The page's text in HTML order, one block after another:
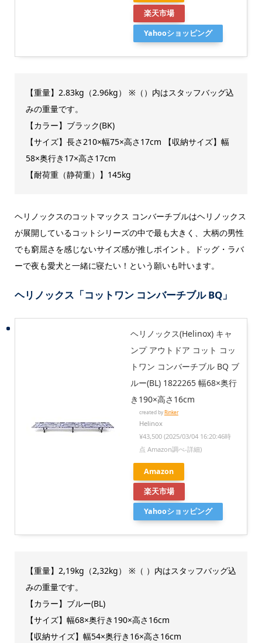
楽天市場
Yahooショッピング
【重量】2.83kg（2.96kg） ※（）内はスタッフバッグ込
みの重量です。
【カラー】ブラック(BK)
【サイズ】長さ210×幅75×高さ17cm 【収納サイズ】幅
58×奥行き17×高さ17cm
【耐荷重（静荷重）】145kg
ヘリノックスのコットマックス コンバーチブルはヘリノックス
が展開しているコットシリーズの中で最も大きく、大柄の男性
でも窮屈さを感じないサイズ感が推しポイント。ドッグ・ラバ
ーで夜も愛犬と一緒に寝たい！という願いも叶います。
ヘリノックス「コットワン コンバーチブル BQ」
ヘリノックス(Helinox) キャ
ンプ アウトドア コット コッ
トワン コンバーチブル BQ ブ
ルー(BL) 1822265 幅68×奥行
き190×高さ16cm
created byRinker
Helinox
¥43,500 (2025/03/04 16:20:46時
点 Amazon調べ-詳細)
Amazon
楽天市場
Yahooショッピング
【重量】2,19kg（2,32kg） ※（ ）内はスタッフバッグ込
みの重量です。
【カラー】ブルー(BL)
【サイズ】幅68×奥行き190×高さ16cm
【収納サイズ】幅54×奥行き16×高さ16cm